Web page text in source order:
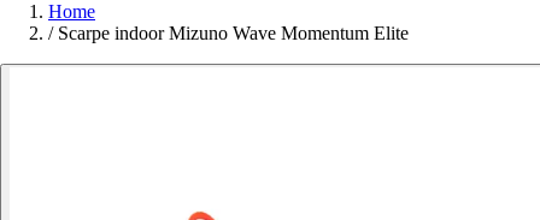
Home
/ Scarpe indoor Mizuno Wave Momentum Elite